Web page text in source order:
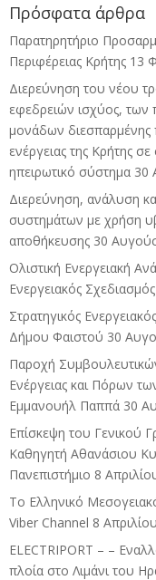
Πρόσφατα άρθρα
Παρατηρητήριο
Περιφέρειας Κρήτης 13
Διερεύνηση του νέου
εφεδρειών ισχύος, των
μονάδων διεσπαρμένης
ενέργειας της Κρήτης
ηπειρωτικό σύστημα 30
Διερεύνηση, ανάλυση
συστημάτων με χρήση
αποθήκευσης 30
Ολιστική Ενεργειακή
Ενεργειακός
Στρατηγικός
Δήμου Φαιστού 30
Παροχή
Ενέργειας και Πόρων
Εμμανουήλ Παππά 30
Επίσκεψη του Γενικού
Καθηγητή Αθανάσιου
Πανεπιστήμιο 8
Το Ελληνικό
Viber Channel 8
ELECTRIPORT – –
πλοία στο Λιμάνι του